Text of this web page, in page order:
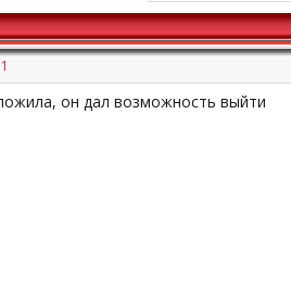
1
он дал возможность выйти